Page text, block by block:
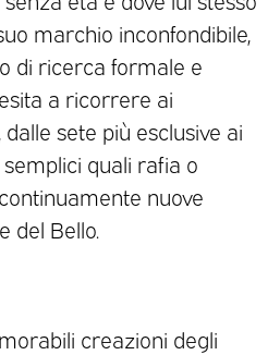
marchio inconfondibile,
di ricerca formale e
a ricorrere ai
sete più esclusive ai
quali rafia o
nuove
del Bello.
creazioni degli